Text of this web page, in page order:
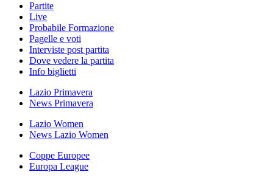
Partite
Live
Probabile Formazione
Pagelle e voti
Interviste post partita
Dove vedere la partita
Info biglietti
Lazio Primavera
News Primavera
Lazio Women
News Lazio Women
Coppe Europee
Europa League